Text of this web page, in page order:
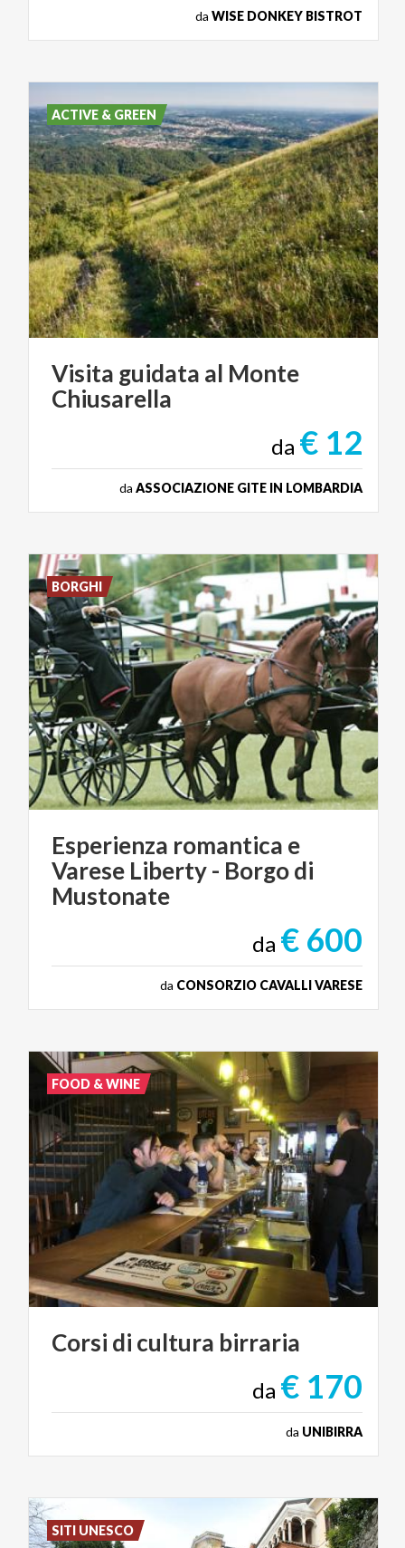
da WISE DONKEY BISTROT
Visita guidata al Monte
Chiusarella
da € 12
da ASSOCIAZIONE GITE IN LOMBARDIA
ACTIVE & GREEN
Esperienza romantica e
Varese Liberty - Borgo di
Mustonate
da € 600
da CONSORZIO CAVALLI VARESE
BORGHI
Corsi di cultura birraria
da € 170
da UNIBIRRA
FOOD & WINE
SITI UNESCO